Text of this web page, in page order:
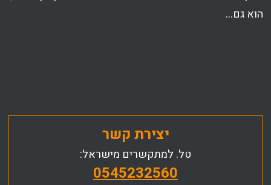
הוא גם…
יצירת קשר
טל. למתקשרים מישראל:
0545232560